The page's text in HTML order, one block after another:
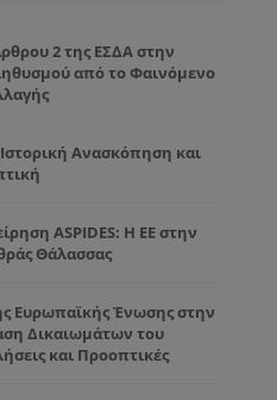
2 της ΕΣΔΑ στην
από το Φαινόμενο
Ανασκόπηση και
ASPIDES: Η ΕΕ στην
Θάλασσας
Ευρωπαϊκής Ένωσης στην
Δικαιωμάτων του
και Προοπτικές